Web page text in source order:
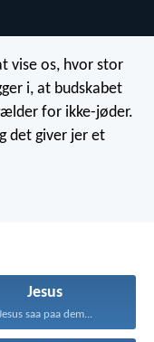
vise os, hvor stor
i, at budskabet
for ikke-jøder.
det giver jer et
Jesus
saa paa dem...